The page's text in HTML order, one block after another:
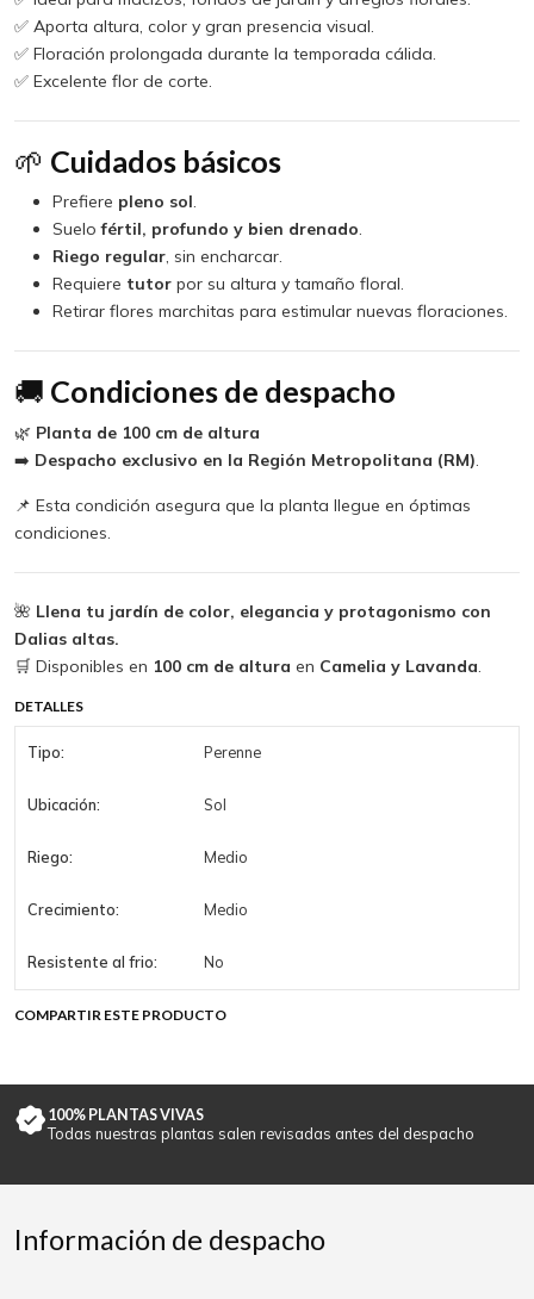
✅ Aporta altura, color y gran presencia visual.
✅ Floración prolongada durante la temporada cálida.
✅ Excelente flor de corte.
🌱 Cuidados básicos
Prefiere pleno sol.
Suelofértil, profundo y bien drenado.
Riego regular, sin encharcar.
Requiere tutorpor su altura y tamaño floral.
Retirar flores marchitas para estimular nuevas floraciones.
🚚 Condiciones de despacho
🌿 Planta de 100 cm de altura
➡️ Despacho exclusivo en la Región Metropolitana (RM)
📌 Esta condición asegura que la planta llegue en óptimas
condiciones.
🌺 Llena tu jardín de color, elegancia y protagonismo con
Dalias altas.
🛒 Disponibles en 100 cm de altura en Camelia y Lavanda.
DETALLES
Tipo: Perenne
Ubicación: Sol
Riego: Medio
Crecimiento: Medio
Resistente al frio: No
COMPARTIR ESTE PRODUCTO
100% PLANTAS VIVAS
Todas nuestras plantas salen revisadas antes del despacho
Información de despacho